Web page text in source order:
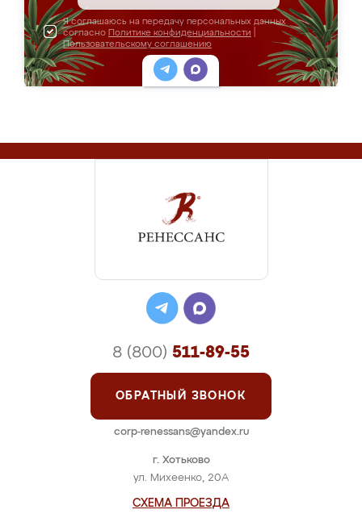
Я соглашаюсь на передачу персональных данных
согласно Политике конфиденциальности
Пользовательскому соглашению
г. Хотьково
ул. Михеенко, 20А
СХЕМА ПРОЕЗДА
8 (800) 511-89-55
ОБРАТНЫЙ ЗВОНОК
corp-renessans@yandex.ru